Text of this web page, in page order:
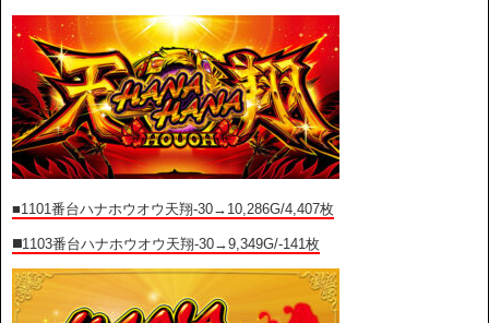
■1101番台ハナホウオウ天翔-30→10,286G/4,407枚
◼️1103番台ハナホウオウ天翔-30→9,349G/-141枚